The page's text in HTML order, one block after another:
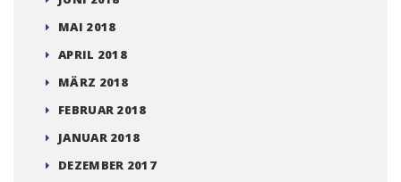
MAI 2018
APRIL 2018
MÄRZ 2018
FEBRUAR 2018
JANUAR 2018
DEZEMBER 2017